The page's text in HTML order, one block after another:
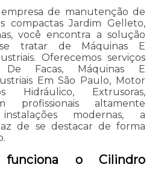
de manutenção de
compactas Jardim Gelleto,
você encontra a solução
tratar de Máquinas E
Oferecemos serviços
De Facas, Máquinas E
Em São Paulo, Motor
Hidráulico, Extrusoras,
profissionais altamente
modernas, a
de se destacar de forma
o Cilindro